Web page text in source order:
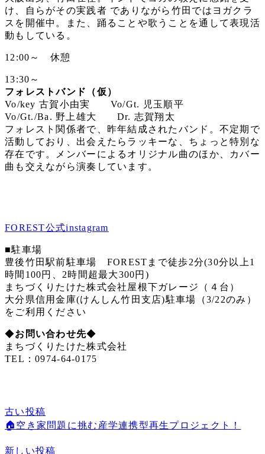
け、自らがその実践者 でありながら竹田ではヨガクラ
スを開催中。また、踊ることや歌うことを通して表現活
動もしている。
12:00～ 休憩
13:30～
フォレストバンド（仮）
Vo/key 古賀小由実 Vo/Gt. 児玉順平
Vo/Gt./Ba. 野上雄大 Dr. 志賀翔太
フォレスト関係者で、昨年結成されたバンド。不定期で
活動しており、出会えたらラッキーな、ちょっと特別な
存在です。メンバーによるオリジナル曲のほか、カバー
曲も交えながら演奏しています。
FOREST公式instagram
■駐車場
豊後竹田駅前駐車場 FORESTまで徒歩2分(30分以上1
時間100円、2時間超最大300円)
まちづくりたけた株式会社屋根下ガレージ（４台）
大分県信用金庫(けんしん竹田支店)駐車場（3/22のみ）
をご利用ください
◆お問い合わせ先◆
まちづくりたけた株式会社
TEL：0974-64-0175
古い投稿
🏠空き家問題に挑む産学連携型再生プロジェクト！
新しい投稿